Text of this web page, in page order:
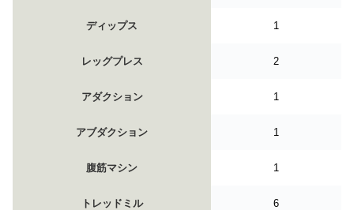
ディップス 1
レッグプレス 2
アダクション 1
アブダクション 1
腹筋マシン 1
トレッドミル 6